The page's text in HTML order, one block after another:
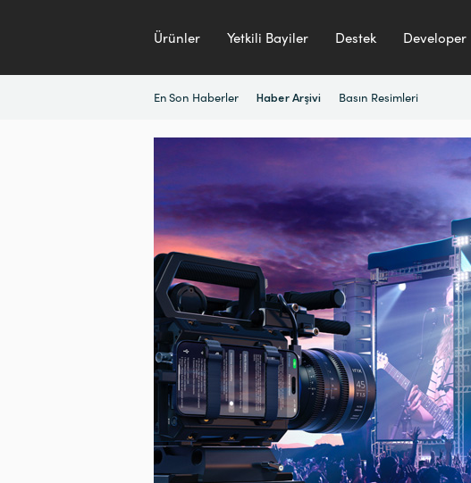
Ürünler Yetkili Bayiler Destek Developer
En Son Haberler Haber Arşivi Basın Resimleri